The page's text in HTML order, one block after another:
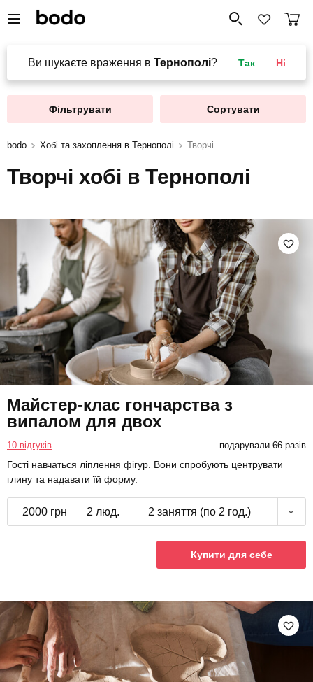
Ви шукаєте враження в Тернополі? Так Ні
Фільтрувати Сортувати
bodo Хобі та захоплення в Тернополі Творчі
Творчі хобі в Тернополі
Майстер-клас гончарства з
випалом для двох
10 відгуків подарували 66 разів
Гості навчаться ліплення фігур. Вони спробують центрувати
глину та надавати їй форму.
2000 грн 2 люд. 2 заняття (по 2 год.)
Купити для себе